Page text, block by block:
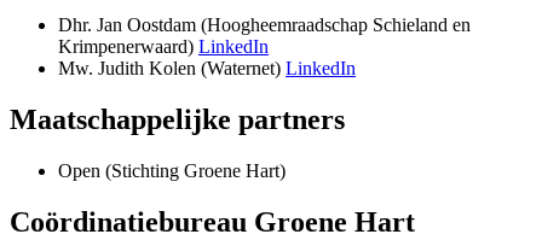
Dhr. Jan Oostdam (Hoogheemraadschap Schieland en
Krimpenerwaard) LinkedIn
Mw. Judith Kolen (Waternet) LinkedIn
Maatschappelijke partners
Open (Stichting Groene Hart)
Coördinatiebureau Groene Hart